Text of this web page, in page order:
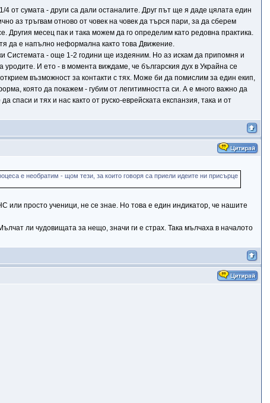
сумата - други са дали останалите. Друг път ще я даде цялата един
аз тръгвам отново от човек на човек да търся пари, за да сберем
Другия месец пак и така можем да го определим като редовна практика.
да е напълно неформална както това Движение.
Системата - още 1-2 години ще издеяним. Но аз искам да припомня и
И ето - в момента виждаме, че българския дух в Украйна се
възможност за контакти с тях. Може би да помислим за един екип,
която да покажем - губим от легитимността си. А е много важно да
и тях и нас както от руско-еврейската експанзия, така и от
е необратим - щом тези, за които говоря са приели идеите ни присърце
или просто ученици, не се знае. Но това е един индикатор, че нашите
ли чудовищата за нещо, значи ги е страх. Така мълчаха в началото